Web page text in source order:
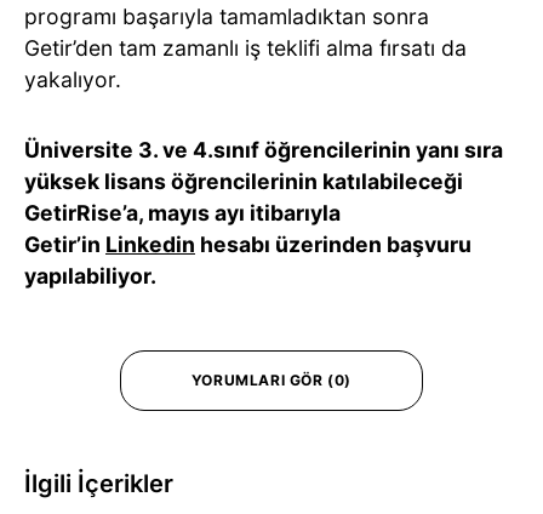
programı başarıyla tamamladıktan sonra
Getir’den tam zamanlı iş teklifi alma fırsatı da
yakalıyor.
Üniversite 3. ve 4.sınıf öğrencilerinin yanı sıra
yüksek lisans öğrencilerinin katılabileceği
GetirRise’a, mayıs ayı itibarıyla
Getir’in Linkedin hesabı üzerinden başvuru
yapılabiliyor.
YORUMLARI GÖR (0)
İlgili İçerikler